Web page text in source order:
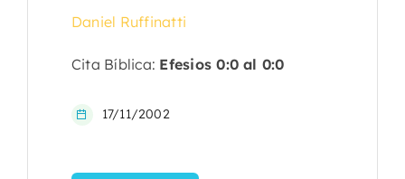
Daniel Ruffinatti
Cita Bíblica: Efesios 0:0 al 0:0
17/11/2002